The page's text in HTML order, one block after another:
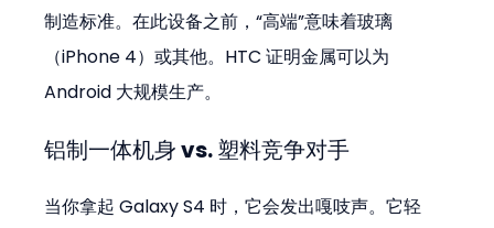
制造标准。在此设备之前，“高端”意味着玻璃
（iPhone 4）或其他。HTC 证明金属可以为
Android 大规模生产。
铝制一体机身 vs. 塑料竞争对手
当你拿起 Galaxy S4 时，它会发出嘎吱声。它轻